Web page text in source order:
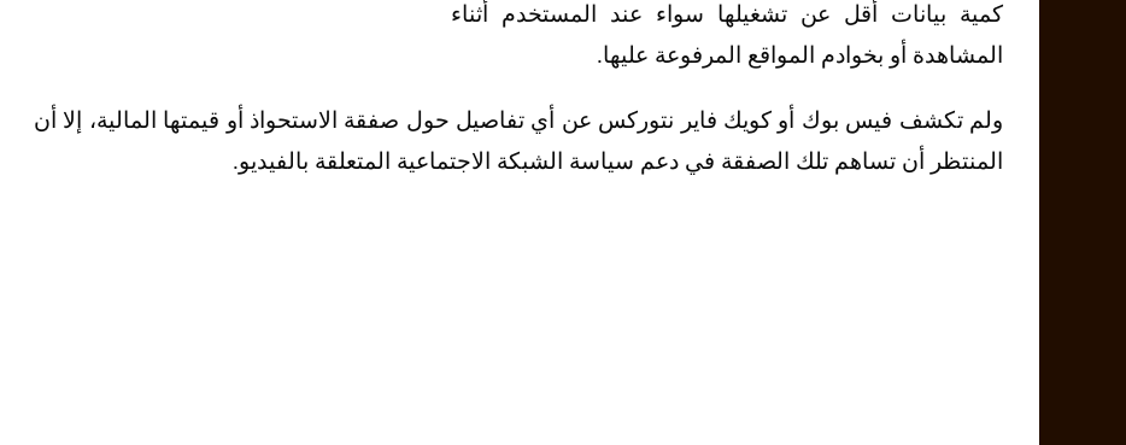
كمية بيانات أقل عن تشغيلها سواء عند المستخدم أثناء
المشاهدة أو بخوادم المواقع المرفوعة عليها.
ولم تكشف فيس بوك أو كويك فاير نتوركس عن أي تفاصيل حول صفقة الاستحواذ أو قيمتها المالية، إلا أن
المنتظر أن تساهم تلك الصفقة في دعم سياسة الشبكة الاجتماعية المتعلقة بالفيديو.